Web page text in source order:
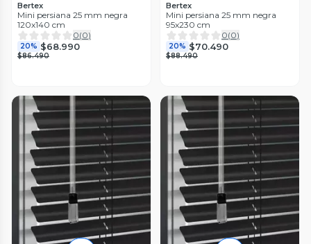
Bertex
Mini persiana 25 mm negra
120x140 cm
0(0)
20% $68.990
$86.490
Bertex
Mini persiana 25 mm negra
95x230 cm
0(0)
20% $70.490
$88.490